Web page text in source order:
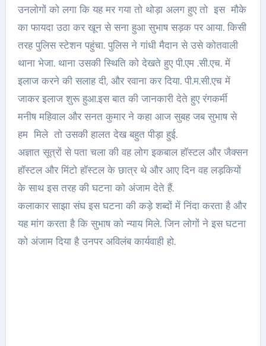
उनलोगों को लगा कि यह मर गया तो थोड़ा अलग हुए तो इस मौके
का फायदा उठा कर खून से सना हुआ सुभाष सड़क पर आया. किसी
तरह पुलिस स्टेशन पहुंचा. पुलिस ने गांधी मैदान से उसे कोतवाली
थाना भेजा. थाना उसकी स्थिति को देखते हुए पी.एम .सी.एच. में
इलाज करने की सलाह दी, और रवाना कर दिया. पी.म.सी.एच में
जाकर इलाज शुरू हुआ.इस बात की जानकारी देते हुए रंगकर्मी
मनीष महिवाल और सनत कुमार ने कहा आज सुबह जब सुभाष से
हम मिले तो उसकी हालत देख बहुत पीड़ा हुई.
अज्ञात सूत्रों से पता चला की वह लोग इकबाल हॉस्टल और जैक्सन
हॉस्टल और मिंटो हॉस्टल के छात्र थे और आए दिन वह लड़कियों
के साथ इस तरह की घटना को अंजाम देते हैं.
कलाकार साझा संघ इस घटना की कड़े शब्दों में निंदा करता है और
यह मांग करता है कि सुभाष को न्याय मिले. जिन लोगों ने इस घटना
को अंजाम दिया है उनपर अविलंब कार्यवाही हो.